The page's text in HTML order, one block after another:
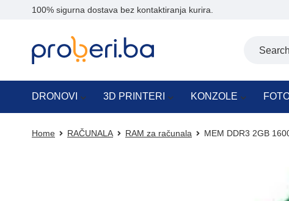
100% sigurna dostava bez kontaktiranja kurira.
DRONOVI 3D PRINTERI KONZOLE
Home RAČUNALA RAM za računala MEM DDR3 2GB